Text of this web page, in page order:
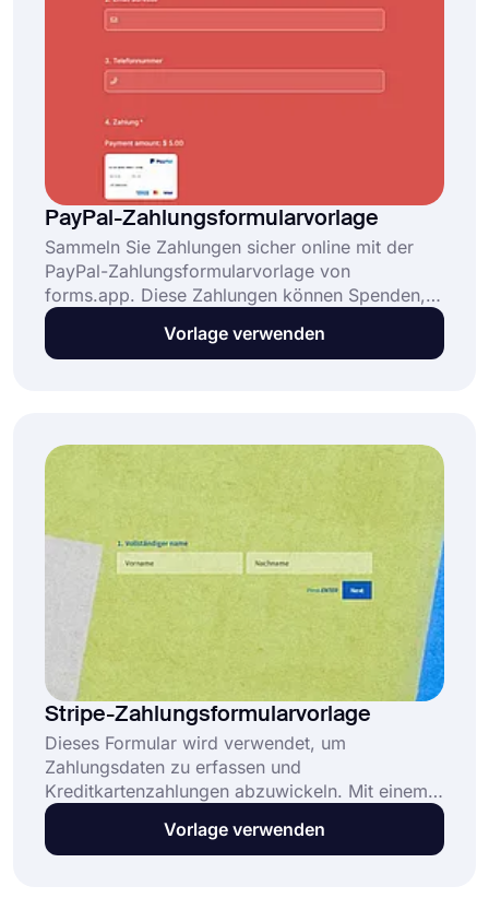
PayPal-Zahlungsformularvorlage
Sammeln Sie Zahlungen sicher online mit der
PayPal-Zahlungsformularvorlage von
forms.app. Diese Zahlungen können Spenden,
Servicegebühren, Kaufausgaben und alles
andere sein, was Sie sich vorstellen. Es ist völlig
Vorlage verwenden
Stripe-Zahlungsformularvorlage
Dieses Formular wird verwendet, um
Zahlungsdaten zu erfassen und
Kreditkartenzahlungen abzuwickeln. Mit einem
eingerichteten Stripe-Zahlungsformular können
Kunden das Formular absenden und die Zahlung
Vorlage verwenden